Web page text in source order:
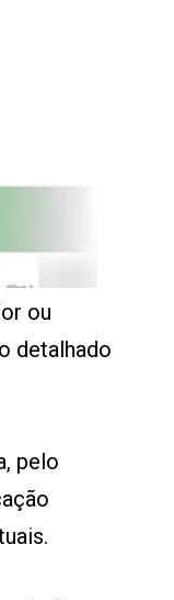
ou
detalhado
pelo